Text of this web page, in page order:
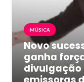
MÚSICA
Novo
ganha
divulgação